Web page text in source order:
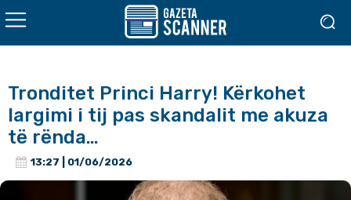
Tronditet Princi Harry! Kërkohet
largimi i tij pas skandalit me akuza
të rënda…
13:27 | 01/06/2026